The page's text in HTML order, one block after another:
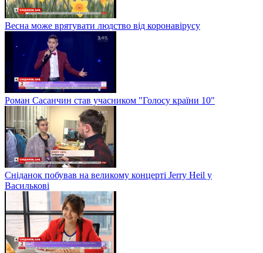
Весна може врятувати людство від коронавірусу
Роман Сасанчин став учасником "Голосу країни 10"
Сніданок побував на великому концерті Jerry Heil у
Василькові